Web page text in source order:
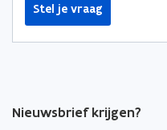
Stel je vraag
Nieuwsbrief krijgen?